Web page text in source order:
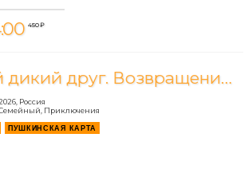
450 ₽
Мой дикий друг. Возвращение домой
Россия
Приключения
ПУШКИНСКАЯ КАРТА